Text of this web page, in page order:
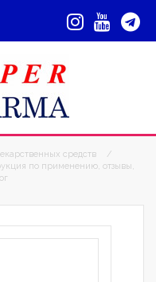
средств
/
по применению, отзывы,